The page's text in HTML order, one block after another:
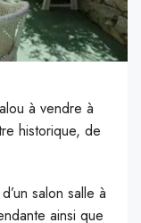
à vendre à
historique, de
salon salle à
ainsi que